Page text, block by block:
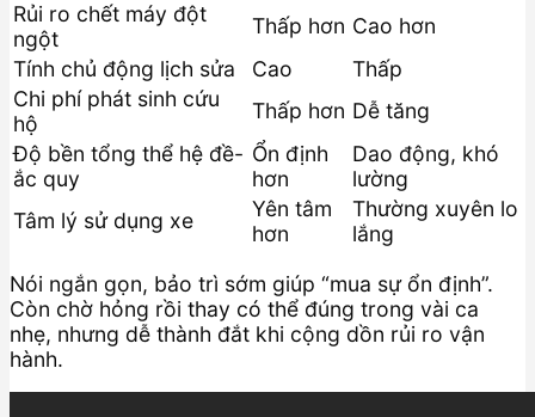
Rủi ro chết máy đột
ngột
Thấp hơn Cao hơn
Tính chủ động lịch sửa
Cao
Thấp
Chi phí phát sinh cứu
hộ
Thấp hơn Dễ tăng
Độ bền tổng thể hệ đề-
ắc quy
Ổn định
hơn
Dao động, khó
lường
Tâm lý sử dụng xe
Yên tâm
hơn
Thường xuyên lo
lắng
Nói ngắn gọn, bảo trì sớm giúp “mua sự ổn định”.
Còn chờ hỏng rồi thay có thể đúng trong vài ca
nhẹ, nhưng dễ thành đắt khi cộng dồn rủi ro vận
hành.